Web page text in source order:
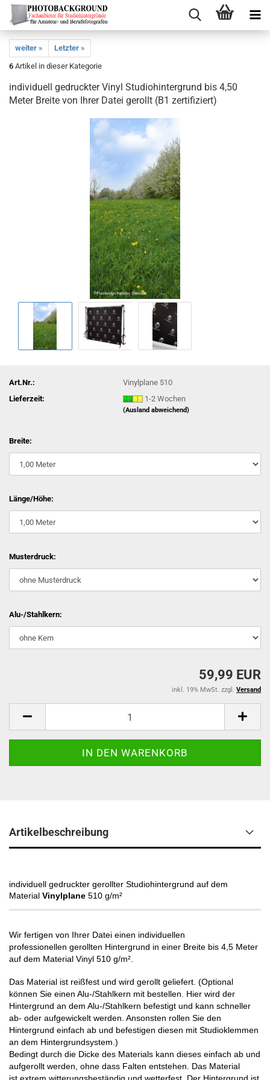
weiter »
Letzter »
6 Artikel in dieser Kategorie
individuell gedruckter Vinyl Studiohintergrund bis 4,50
Meter Breite von Ihrer Datei gerollt (B1 zertifiziert)
Art.Nr.:
Vinylplane 510
Lieferzeit:
1-2 Wochen
(Ausland abweichend)
Breite:
Länge/Höhe:
Musterdruck:
Alu-/Stahlkern:
59,99 EUR
inkl. 19% MwSt. zzgl. Versand
Artikelbeschreibung
​individuell gedruckter gerollter Studiohintergrund auf dem
Material Vinylplane 510 g/m²
Wir fertigen von Ihrer Datei einen individuellen
professionellen gerollten Hintergrund in einer Breite bis 4,5 Meter
auf dem Material Vinyl 510 g/m²
Das Material ist reißfest und wird gerollt geliefert. (Optional
können Sie einen Alu-/Stahlkern mit bestellen. Hier wird der
Hintergrund an dem Alu-/Stahlkern befestigt und kann schneller
ab- oder aufgewickelt werden. Ansonsten rollen Sie den
Hintergrund einfach ab und befestigen diesen mit Studioklemmen
an dem Hintergrundsystem.)
Bedingt durch die Dicke des Materials kann dieses einfach ab und
aufgerollt werden, ohne dass Falten entstehen. Das Material